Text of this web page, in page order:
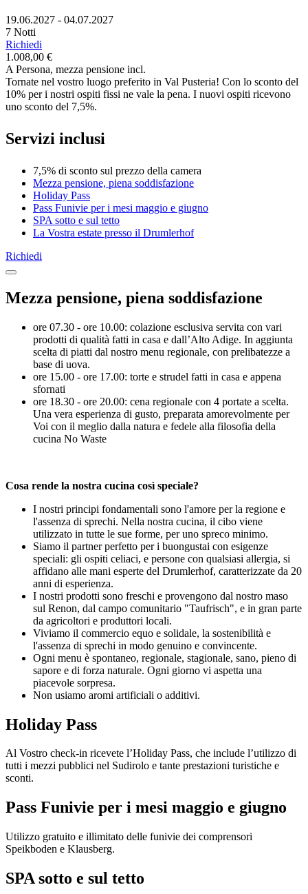
19.06.2027 - 04.07.2027
7 Notti
Richiedi
1.008,00 €
A Persona, mezza pensione incl.
Tornate nel vostro luogo preferito in Val Pusteria! Con lo sconto del
10% per i nostri ospiti fissi ne vale la pena. I nuovi ospiti ricevono
uno sconto del 7,5%.
Servizi inclusi
7,5% di sconto sul prezzo della camera
Mezza pensione, piena soddisfazione
Holiday Pass
Pass Funivie per i mesi maggio e giugno
SPA sotto e sul tetto
La Vostra estate presso il Drumlerhof
Richiedi
Mezza pensione, piena soddisfazione
ore 07.30 - ore 10.00: colazione esclusiva servita con vari
prodotti di qualità fatti in casa e dall’Alto Adige. In aggiunta
scelta di piatti dal nostro menu regionale, con prelibatezze a
base di uova.
ore 15.00 - ore 17.00: torte e strudel fatti in casa e appena
sfornati
ore 18.30 - ore 20.00: cena regionale con 4 portate a scelta.
Una vera esperienza di gusto, preparata amorevolmente per
Voi con il meglio dalla natura e fedele alla filosofia della
cucina No Waste
Cosa rende la nostra cucina così speciale?
I nostri principi fondamentali sono l'amore per la regione e
l'assenza di sprechi. Nella nostra cucina, il cibo viene
utilizzato in tutte le sue forme, per uno spreco minimo.
Siamo il partner perfetto per i buongustai con esigenze
speciali: gli ospiti celiaci, e persone con qualsiasi allergia, si
affidano alle mani esperte del Drumlerhof, caratterizzate da 20
anni di esperienza.
I nostri prodotti sono freschi e provengono dal nostro maso
sul Renon, dal campo comunitario "Taufrisch", e in gran parte
da agricoltori e produttori locali.
Viviamo il commercio equo e solidale, la sostenibilità e
l'assenza di sprechi in modo genuino e convincente.
Ogni menu è spontaneo, regionale, stagionale, sano, pieno di
sapore e di forza naturale. Ogni giorno vi aspetta una
piacevole sorpresa.
Non usiamo aromi artificiali o additivi.
Holiday Pass
Al Vostro check-in ricevete l’Holiday Pass, che include l’utilizzo di
tutti i mezzi pubblici nel Sudirolo e tante prestazioni turistiche e
sconti.
Pass Funivie per i mesi maggio e giugno
Utilizzo gratuito e illimitato delle funivie dei comprensori
Speikboden e Klausberg.
SPA sotto e sul tetto